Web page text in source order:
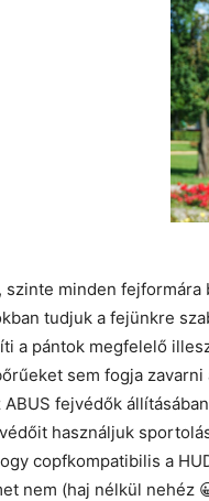
minden fejformára
tudjuk a fejünkre
a pántok megfelelő
sem fogja
fejvédők
használjuk
copfkompatibilis a
nem (haj nélkül nehéz